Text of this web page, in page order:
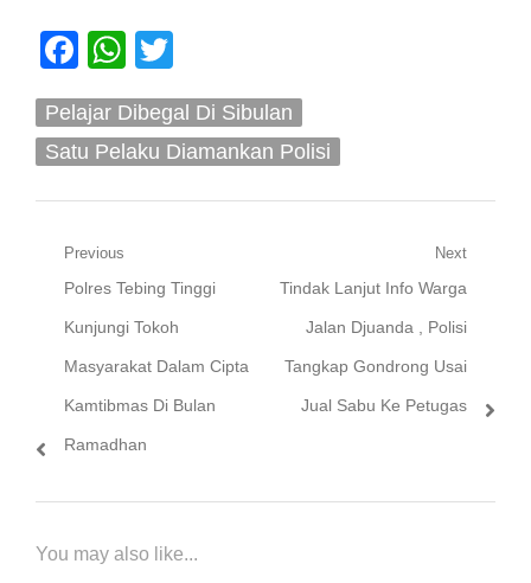
Facebook
WhatsApp
Pelajar Dibegal Di Sibulan
Satu Pelaku Diamankan Polisi
Navigasi
pos
Previous
Previous
post:
Polres Tebing Tinggi
Kunjungi Tokoh
Masyarakat Dalam Cipta
Kamtibmas Di Bulan
Ramadhan
Next
Next
post:
Tindak Lanjut Info Warga
Jalan Djuanda , Polisi
Tangkap Gondrong Usai
Jual Sabu Ke Petugas
You may also like...